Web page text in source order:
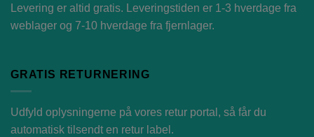
Levering er altid gratis. Leveringstiden er 1-3 hverdage fra
weblager og 7-10 hverdage fra fjernlager.
GRATIS RETURNERING
Udfyld oplysningerne på vores retur portal , så får du
automatisk tilsendt en retur label.